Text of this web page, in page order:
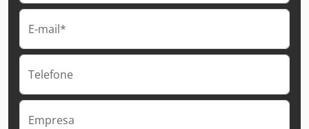
E-mail*
Telefone
Empresa